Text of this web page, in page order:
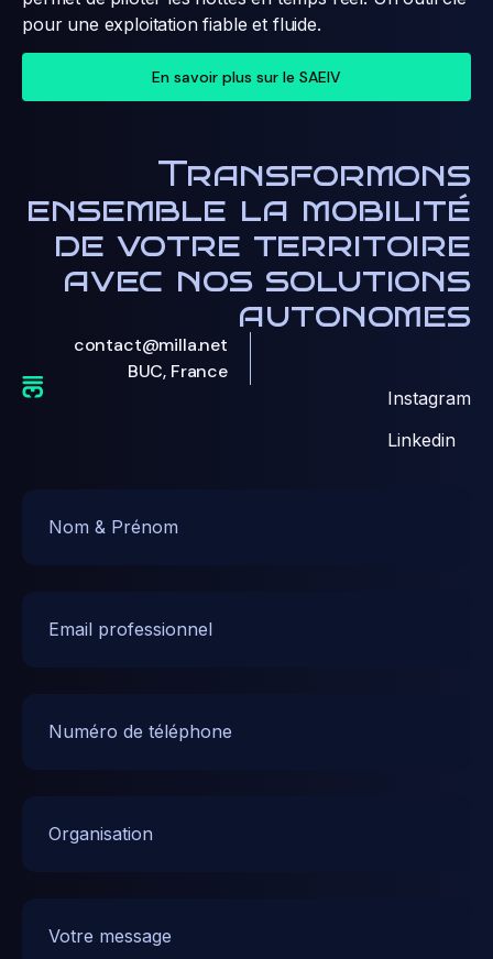
pour une exploitation fiable et fluide.
En savoir plus sur le SAEIV
Transformons
ensemble la mobilité
de votre territoire
avec nos solutions
autonomes
contact@milla.net
BUC, France
Instagram
Linkedin